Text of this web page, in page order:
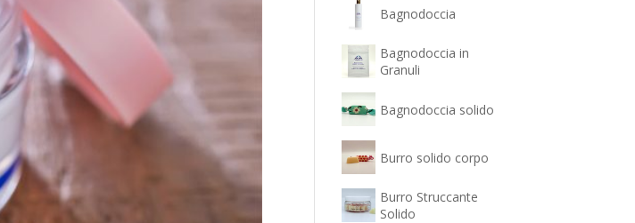
Bagnodoccia
Bagnodoccia in
Granuli
Bagnodoccia solido
Burro solido corpo
Burro Struccante
Solido